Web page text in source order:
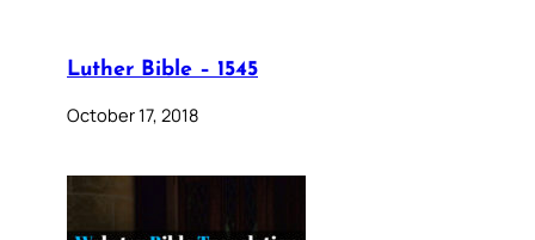
Luther Bible – 1545
October 17, 2018